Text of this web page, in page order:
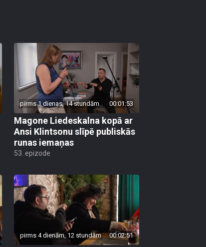
pirms 1 dienas, 14 stundām 00:01:53
Magone Liedeskalna kopā ar
Ansi Klintsonu slīpē publiskās
runas iemaņas
53. epizode
pirms 4 dienām, 12 stundām 00:02:51